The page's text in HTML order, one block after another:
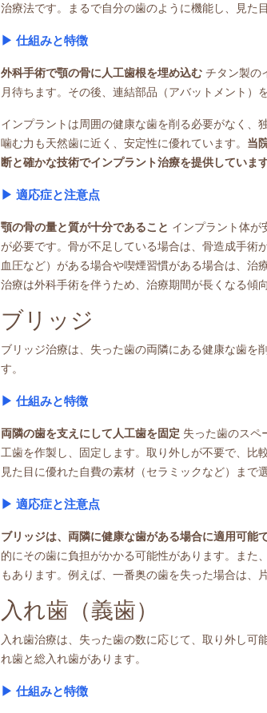
治療法です。まるで自分の歯のように機能し、見た
▶ ︎仕組みと特徴
外科手術で顎の骨に人工歯根を埋め込む チタン製の
月待ちます。その後、連結部品（アバットメント）
インプラントは周囲の健康な歯を削る必要がなく、
噛む力も天然歯に近く、安定性に優れています。 当
断と確かな技術でインプラント治療を提供しています
▶ ︎適応症と注意点
顎の骨の量と質が十分であること インプラント体が
が必要です。骨が不足している場合は、骨造成手術
血圧など）がある場合や喫煙習慣がある場合は、治
治療は外科手術を伴うため、治療期間が長くなる傾
ブリッジ
ブリッジ治療は、失った歯の両隣にある健康な歯を
す。
▶ ︎仕組みと特徴
両隣の歯を支えにして人工歯を固定 失った歯のスペ
工歯を作製し、固定します。取り外しが不要で、比
見た目に優れた自費の素材（セラミックなど）まで
▶ ︎適応症と注意点
ブリッジは、両隣に健康な歯がある場合に適用可能で
的にその歯に負担がかかる可能性があります。また
もあります。例えば、一番奥の歯を失った場合は、
入れ歯（義歯）
入れ歯治療は、失った歯の数に応じて、取り外し可
れ歯と総入れ歯があります。
▶ ︎仕組みと特徴